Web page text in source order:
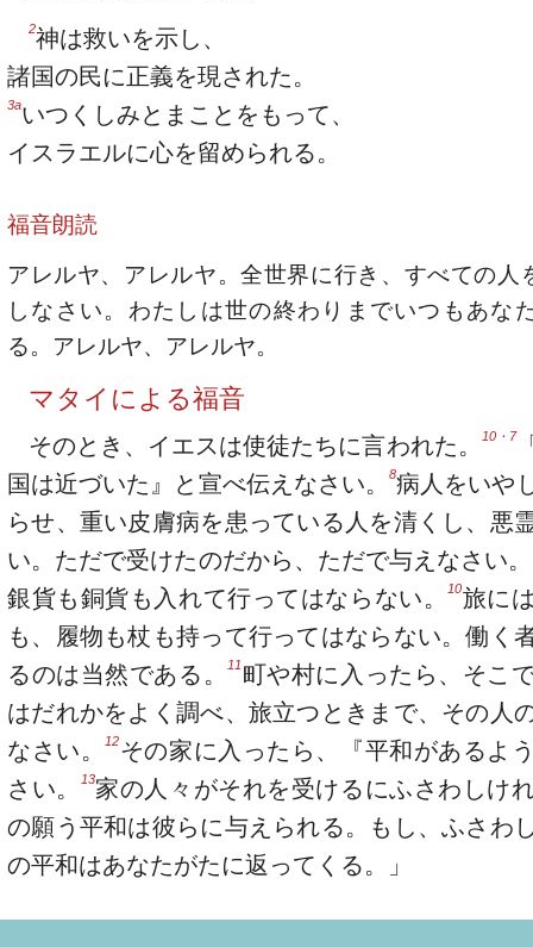
2神は救いを示し、
諸国の民に正義を現された。
3aいつくしみとまことをもって、
イスラエルに心を留められる。
福音朗読
アレルヤ、アレルヤ。全世界に行き、すべての人
しなさい。わたしは世の終わりまでいつもあな
る。アレルヤ、アレルヤ。
マタイによる福音
そのとき、イエスは使徒たちに言われた。 10・7
国は近づいた』と宣べ伝えなさい。8病人をいや
らせ、重い皮膚病を患っている人を清くし、悪
い。ただで受けたのだから、ただで与えなさい。
銀貨も銅貨も入れて行ってはならない。10旅に
も、履物も杖も持って行ってはならない。働く
るのは当然である。11 町や村に入ったら、そこ
はだれかをよく調べ、旅立つときまで、その人
なさい。12その家に入ったら、『平和があるよ
さい。
13家の人々がそれを受けるにふさわしけ
の願う平和は彼らに与えられる。もし、ふさわ
の平和はあなたがたに返ってくる。」